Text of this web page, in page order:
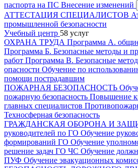
паспорта на ПС Внесение изменений
АТТЕСТАЦИЯ СПЕЦИАЛИСТОВ
промышленной безопасности
Учебный центр 58 услуг
ОХРАНА ТРУДА Программа А.
Программа Б. Безопасные методы и
работ Программа В. Безопасные
опасности Обучение по
помощи пострадавшим
ПОЖАРНАЯ БЕЗОПАСНОСТЬ
пожарную безопасность Повышение
главных специалистов
Техносферная безопасность
ГРАЖДАНСКАЯ ОБОРОНА И
руководителей по ГО Обучение
формирований ГО Обучение
решение задач ГО ЧС Обучение
ПУФ Обучение эвакуационных